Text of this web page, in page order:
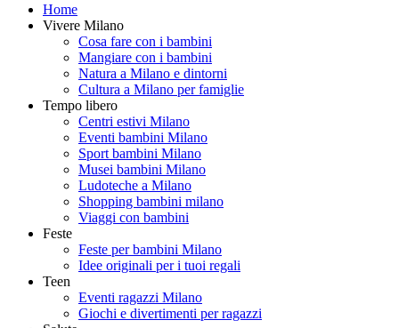
Home
Vivere Milano
Cosa fare con i bambini
Mangiare con i bambini
Natura a Milano e dintorni
Cultura a Milano per famiglie
Tempo libero
Centri estivi Milano
Eventi bambini Milano
Sport bambini Milano
Musei bambini Milano
Ludoteche a Milano
Shopping bambini milano
Viaggi con bambini
Feste
Feste per bambini Milano
Idee originali per i tuoi regali
Teen
Eventi ragazzi Milano
Giochi e divertimenti per ragazzi